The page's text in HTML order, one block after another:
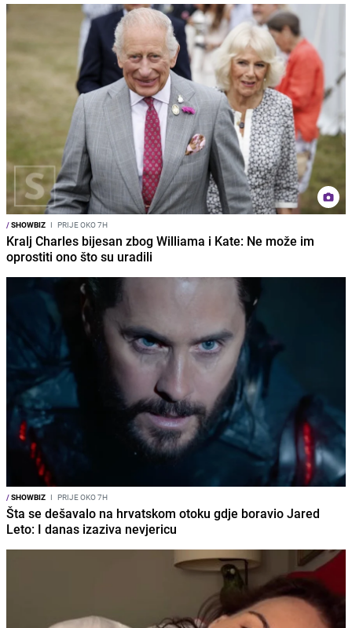
/SHOWBIZ I PRIJE OKO 7H
Kralj Charles bijesan zbog Williama i Kate: Ne može im
oprostiti ono što su uradili
/SHOWBIZ I PRIJE OKO 7H
Šta se dešavalo na hrvatskom otoku gdje boravio Jared
Leto: I danas izaziva nevjericu